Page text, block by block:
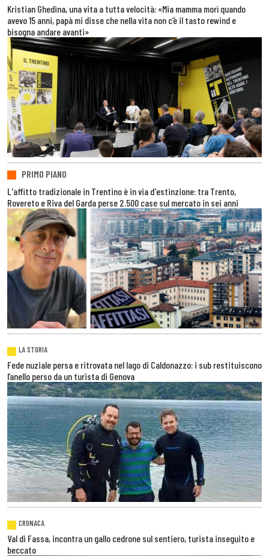
Kristian Ghedina, una vita a tutta velocità: «Mia mamma morì quando
avevo 15 anni, papà mi disse che nella vita non c’è il tasto rewind e
bisogna andare avanti»
PRIMO PIANO
L'affitto tradizionale in Trentino è in via d'estinzione: tra Trento,
Rovereto e Riva del Garda perse 2.500 case sul mercato in sei anni
LA STORIA
Fede nuziale persa e ritrovata nel lago di Caldonazzo: i sub restituiscono
l’anello perso da un turista di Genova
CRONACA
Val di Fassa, incontra un gallo cedrone sul sentiero, turista inseguito e
beccato